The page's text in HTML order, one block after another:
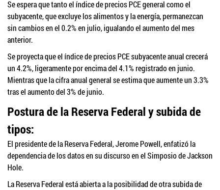
Se espera que tanto el índice de precios PCE general como el
subyacente, que excluye los alimentos y la energía, permanezcan
sin cambios en el 0.2% en julio, igualando el aumento del mes
anterior.
Se proyecta que el índice de precios PCE subyacente anual crecerá
un 4.2%, ligeramente por encima del 4.1% registrado en junio.
Mientras que la cifra anual general se estima que aumente un 3.3%
tras el aumento del 3% de junio.
Postura de la Reserva Federal y subida de
tipos:
El presidente de la Reserva Federal, Jerome Powell, enfatizó la
dependencia de los datos en su discurso en el Simposio de Jackson
Hole.
La Reserva Federal está abierta a la posibilidad de otra subida de